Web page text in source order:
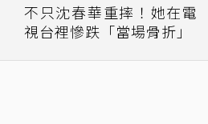
不只沈春華重摔！她在電
視台裡慘跌「當場骨折」